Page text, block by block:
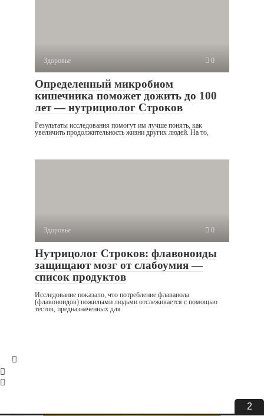
2
Здоровье 0
Определенный микробиом
кишечника поможет дожить до 100
лет — нутрициолог Строков
Результаты исследования помогут им лучше понять, как
увеличить продолжительность жизни других людей. На то,
Здоровье 0
Нутрицолог Строков: флавоноиды
защищают мозг от слабоумия —
список продуктов
Исследование показало, что потребление флаванола
(флавоноидов) пожилыми людьми отслеживается с помощью
тестов, предназначенных для